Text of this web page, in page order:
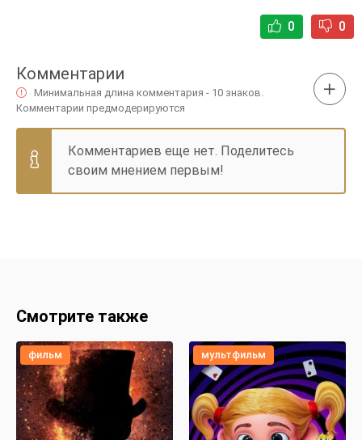
0 0
Комментарии
Минимальная длина комментария - 10 знаков.
Комментарии предмодерируются
Комментариев еще нет. Поделитесь
своим мнением первым!
Смотрите также
фильм мультфильм